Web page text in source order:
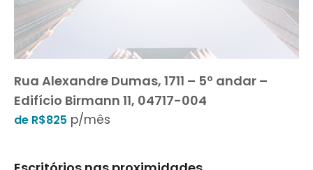
Rua Alexandre Dumas, 1711 – 5º andar –
Edifício Birmann 11, 04717-004
de R$825 p/mês